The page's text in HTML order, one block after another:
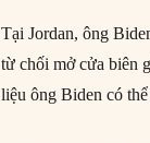
Tại Jordan, ông
từ chối mở cửa biên
liệu ông Biden có